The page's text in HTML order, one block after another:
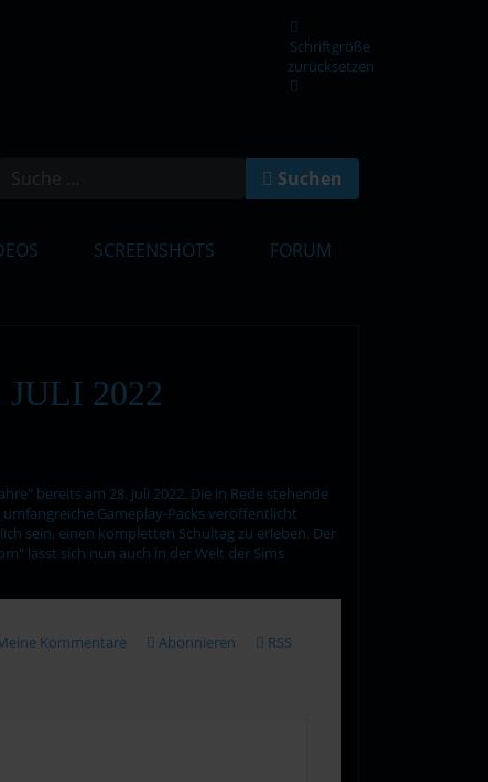
Schriftgröße
zurücksetzen
Suchen
SCREENSHOTS FORUM
2022
bereits am 28. Juli 2022. Die in Rede stehende
Gameplay-Packs veröffentlicht
sein, einen kompletten Schultag zu erleben. Der
lässt sich nun auch in der Welt der Sims
Kommentare Abonnieren RSS